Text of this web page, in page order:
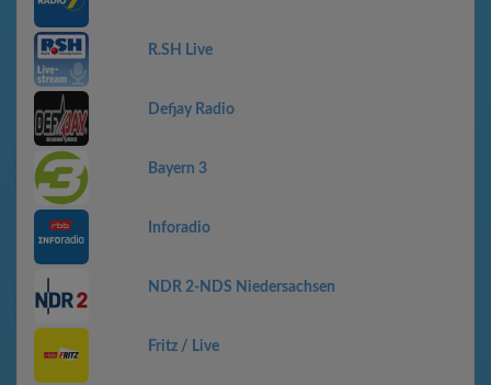
R.SH Live
Defjay Radio
Bayern 3
Inforadio
NDR 2-NDS Niedersachsen
Fritz / Live